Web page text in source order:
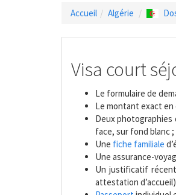
Accueil Algérie
Visa court
Le formulaire de
Le montant exact en
Deux photographies
face, sur fond blanc ;
Une fiche familiale
Une assurance-
Un justificatif
attestation